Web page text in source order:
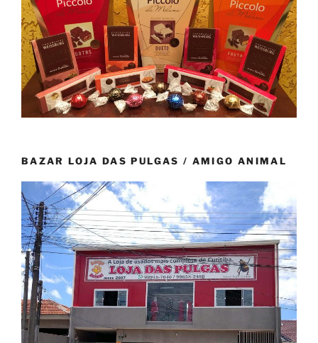
BAZAR LOJA DAS PULGAS / AMIGO ANIMAL